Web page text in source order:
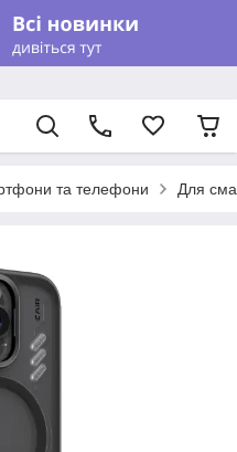
та телефони Для